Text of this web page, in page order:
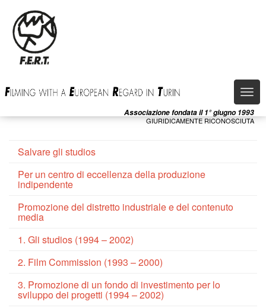
contenuto
principale
Associazione fondata il 1° giugno 1993
GIURIDICAMENTE RICONOSCIUTA
Salvare gli studios
Per un centro di eccellenza della produzione
indipendente
Promozione del distretto industriale e del contenuto
media
1. Gli studios (1994 – 2002)
2. Film Commission (1993 – 2000)
3. Promozione di un fondo di investimento per lo
sviluppo dei progetti (1994 – 2002)